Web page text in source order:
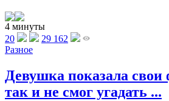
4 минуты
20
29 162
Разное
Девушка показала свои
так и не смог угадать ...